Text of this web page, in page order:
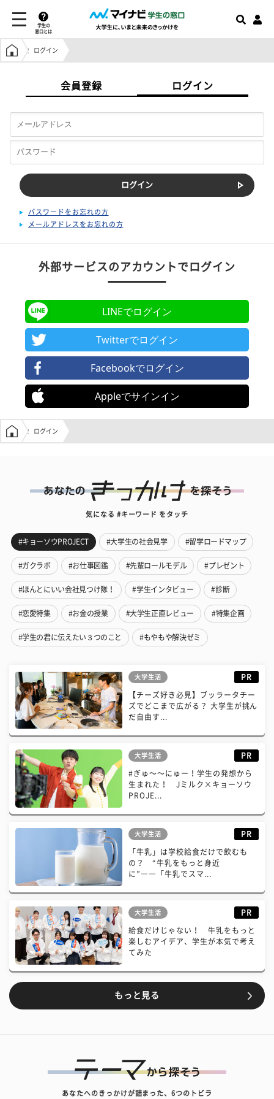
学生の
窓口とは
学生の窓口トップ
ログイン
会員登録 ログイン
パスワードをお忘れの方
メールアドレスをお忘れの方
外部サービスのアカウントでログイン
LINEでログイン
Twitterでログイン
Facebookでログイン
Appleでサインイン
学生の窓口トップ
ログイン
気になる #キーワード をタッチ
#キョーソウPROJECT #大学生の社会見学 #留学ロードマップ
#ガクラボ #お仕事図鑑 #先輩ロールモデル #プレゼント
#ほんとにいい会社見つけ隊！ #学生インタビュー #診断
#恋愛特集 #お金の授業 #大学生正直レビュー #特集企画
#学生の君に伝えたい３つのこと #もやもや解決ゼミ
大学生活 PR
【チーズ好き必見】ブッラータチー
ズでどこまで広がる？ 大学生が挑ん
だ自由す...
大学生活 PR
#ぎゅ〜〜にゅー！学生の発想から
生まれた！ Jミルク×キョーソウ
PROJE...
大学生活 PR
「牛乳」は学校給食だけで飲むも
の？ “牛乳をもっと身近
に”――「牛乳でスマ...
大学生活 PR
給食だけじゃない！ 牛乳をもっと
楽しむアイデア、学生が本気で考え
てみた
もっと見る
あなたへのきっかけが詰まった、6つのトビラ